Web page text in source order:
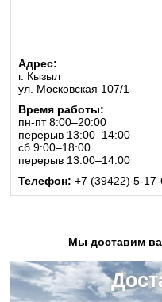
Адрес:
г. Кызыл
ул. Московская 107/1
Время работы:
пн-пт 8:00–20:00
перерыв 13:00–14:00
сб 9:00–18:00
перерыв 13:00–14:00
Телефон: +7 (39422) 5-
Мы доставим